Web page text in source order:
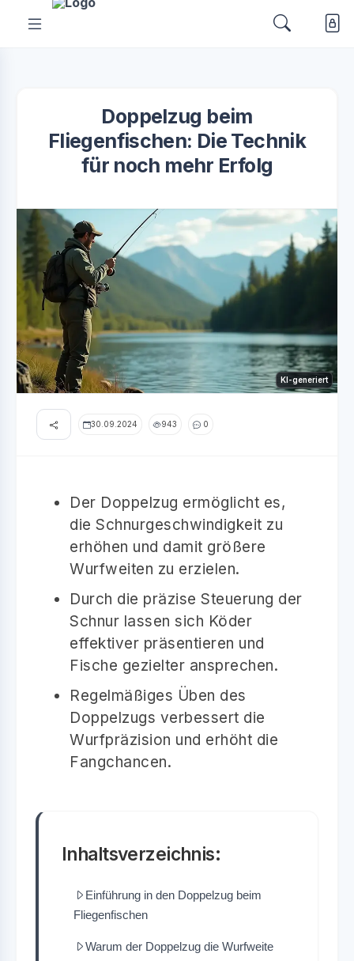
Doppelzug beim
Fliegenfischen: Die Technik
für noch mehr Erfolg
KI-generiert
30.09.2024 943 0
Der Doppelzug ermöglicht es,
die Schnurgeschwindigkeit zu
erhöhen und damit größere
Wurfweiten zu erzielen.
Durch die präzise Steuerung der
Schnur lassen sich Köder
effektiver präsentieren und
Fische gezielter ansprechen.
Regelmäßiges Üben des
Doppelzugs verbessert die
Wurfpräzision und erhöht die
Fangchancen.
Inhaltsverzeichnis:
Einführung in den Doppelzug beim
Fliegenfischen
Warum der Doppelzug die Wurfweite